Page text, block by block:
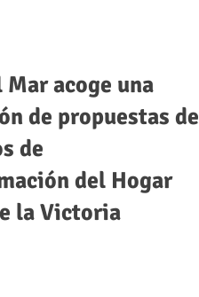
Mar acoge una
de propuestas de
de
del Hogar
la Victoria